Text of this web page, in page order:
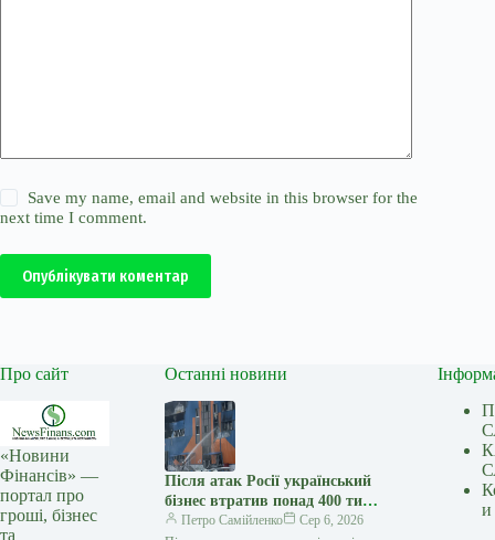
Save my name, email and website in this browser for the
next time I comment.
Опублікувати коментар
Про сайт
«Новини
Фінансів» —
портал про
гроші, бізнес
та
Останні новини
Після атак Росії український
бізнес втратив понад 400 тис.
кв. м складів – Forbes
Петро Самійленко
Сер 6, 2026
и